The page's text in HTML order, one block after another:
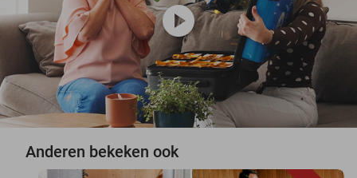
play_circle
Anderen bekeken ook